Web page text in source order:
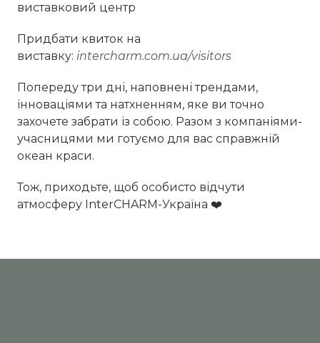
виставковий центр
Придбати квиток на
виставку: intercharm.com.ua/visitors
Попереду три дні, наповнені трендами,
інноваціями та натхненням, яке ви точно
захочете забрати із собою. Разом з компаніями-
учасницями ми готуємо для вас справжній
океан краси.
Тож, приходьте, щоб особисто відчути
атмосферу InterCHARM-Україна ❤️